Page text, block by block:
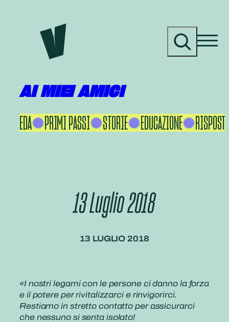
contenuto
r
AI MIEI AMICI
IKEDA PRIMI PASSI STORIE EDUCAZIONE
13 Luglio 2018
13 LUGLIO 2018
«I nostri legami con le persone ci danno la forza
e il potere per rivitalizzarci e rinvigorirci.
Restiamo in stretto contatto per assicurarci
che nessuno si senta isolato!